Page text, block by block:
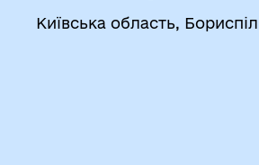
Київська область,